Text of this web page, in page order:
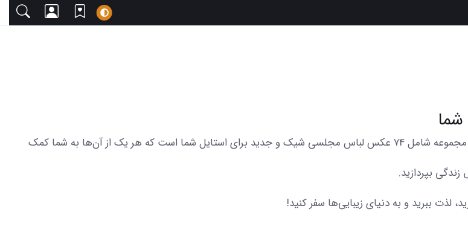
در اینجا شما را به تماشای مجموعه‌ای از عکس‌های متنوع و زیبا دعوت می‌کنیم. این مجموعه شامل 74 عکس لباس مجلسی شیک و جدید برای استایل شما است که هر یک از آن‌ها به شما کمک
بپردازید.
لذت ببرید و به دنیای زیبایی‌ها سفر کنید!